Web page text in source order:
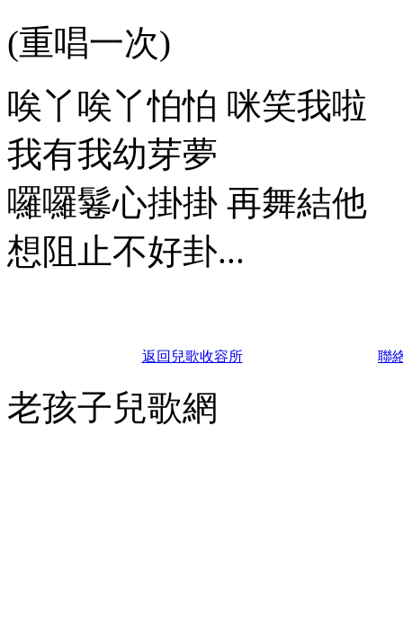
(重唱一次)
唉丫唉丫怕怕 咪笑我啦
我有我幼芽夢
囉囉鬈心掛掛 再舞結他
想阻止不好卦...
返回兒歌收容所 聯
老孩子兒歌網